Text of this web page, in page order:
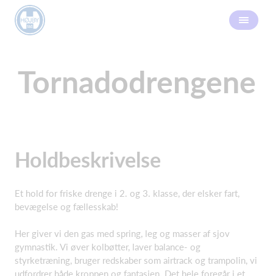
Tornadodrengene
Holdbeskrivelse
Et hold for friske drenge i 2. og 3. klasse, der elsker fart,
bevægelse og fællesskab!
Her giver vi den gas med spring, leg og masser af sjov
gymnastik. Vi øver kolbøtter, laver balance- og
styrketræning, bruger redskaber som airtrack og trampolin, vi
udfordrer både kroppen og fantasien. Det hele foregår i et